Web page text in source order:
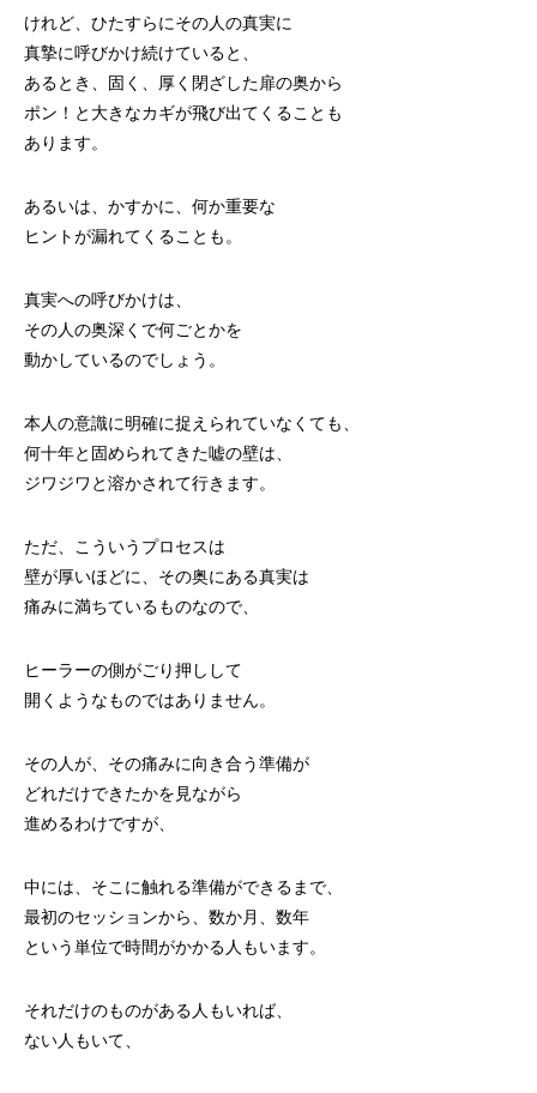
けれど、ひたすらにその人の真実に
真摯に呼びかけ続けていると、
あるとき、固く、厚く閉ざした扉の奥から
ポン！と大きなカギが飛び出てくることも
あります。
あるいは、かすかに、何か重要な
ヒントが漏れてくることも。
真実への呼びかけは、
その人の奥深くで何ごとかを
動かしているのでしょう。
本人の意識に明確に捉えられていなくても、
何十年と固められてきた嘘の壁は、
ジワジワと溶かされて行きます。
ただ、こういうプロセスは
壁が厚いほどに、その奥にある真実は
痛みに満ちているものなので、
ヒーラーの側がごり押しして
開くようなものではありません。
その人が、その痛みに向き合う準備が
どれだけできたかを見ながら
進めるわけですが、
中には、そこに触れる準備ができるまで、
最初のセッションから、数か月、数年
という単位で時間がかかる人もいます。
それだけのものがある人もいれば、
ない人もいて、